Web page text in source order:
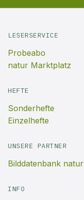
LESERSERVICE
Probeabo
natur Marktplatz
HEFTE
Sonderhefte
Einzelhefte
UNSERE PARTNER
Bilddatenbank natur
INFO